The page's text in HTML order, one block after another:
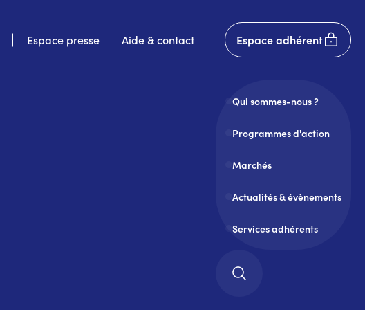
Espace presse Aide & contact
User
account
Espace adhérent
Qui sommes-nous ?
Programmes d'action
Marchés
Actualités & évènements
Services adhérents